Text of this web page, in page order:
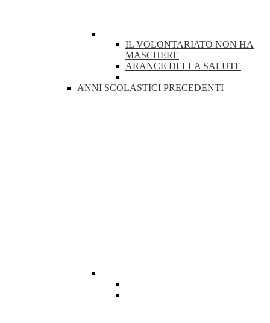
IL VOLONTARIATO NON HA
MASCHERE
ARANCE DELLA SALUTE
ANNI SCOLASTICI PRECEDENTI